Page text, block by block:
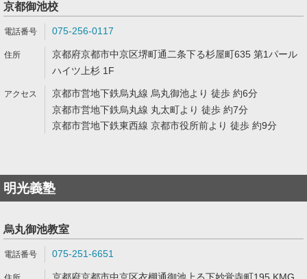
京都御池校
075-256-0117
京都府京都市中京区堺町通二条下る杉屋町635 第1パール
ハイツ上杉 1F
京都市営地下鉄烏丸線 烏丸御池より 徒歩 約6分
京都市営地下鉄烏丸線 丸太町より 徒歩 約7分
京都市営地下鉄東西線 京都市役所前より 徒歩 約9分
明光義塾
烏丸御池教室
075-251-6651